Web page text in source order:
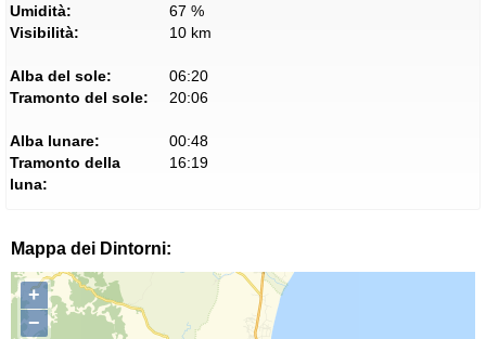
Umidità:
67 %
Visibilità:
10 km
Alba del sole:
06:20
Tramonto del sole:
20:06
Alba lunare:
00:48
Tramonto della
luna:
16:19
Mappa dei Dintorni:
+
−